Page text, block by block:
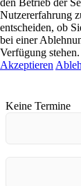
Keine Termine
den Betrieb der
Nutzererfahrung
entscheiden, ob
bei einer
Verfügung stehen.
Akzeptieren